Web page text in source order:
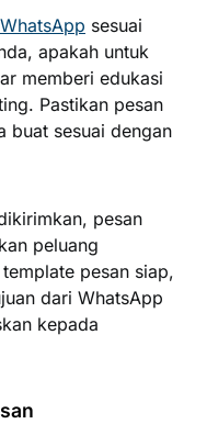
sesuai
apakah untuk
memberi edukasi
Pastikan pesan
buat sesuai dengan
pesan
peluang
pesan siap,
dari WhatsApp
kepada